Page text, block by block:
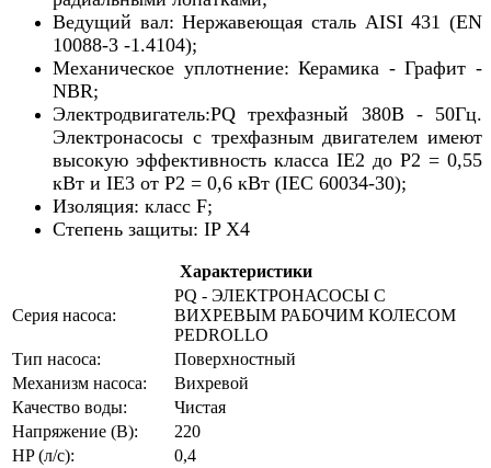
Ведущий вал: Нержавеющая сталь AISI 431 (EN
10088-3 -1.4104);
Механическое уплотнение: Керамика - Графит -
NBR;
Электродвигатель:PQ трехфазный 380В - 50Гц.
Электронасосы с трехфазным двигателем имеют
высокую эффективность класса IE2 до Р2 = 0,55
кВт и IE3 от Р2 = 0,6 кВт (IEC 60034-30);
Изоляция: класс F;
Степень защиты: IP X4
Характеристики
Серия насоса:
PQ - ЭЛЕКТРОНАСОСЫ С
ВИХРЕВЫМ РАБОЧИМ КОЛЕСОМ
PEDROLLO
Тип насоса:
Поверхностный
Механизм насоса:
Вихревой
Качество воды:
Чистая
Напряжение (В):
220
HP (л/с):
0,4